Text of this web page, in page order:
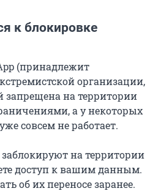
к блокировке
(принадлежит
организации,
запрещена на территории
а у некоторых
совсем не работает.
на территории
доступ к вашим данным.
об их переносе заранее.